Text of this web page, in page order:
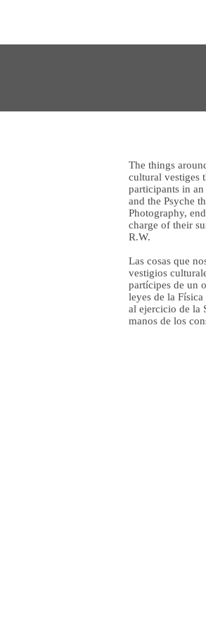
The things
cultural vestiges
participants in
and the Psyche
Photography,
charge of their
R.W.
Las cosas que
vestigios
partícipes de un
leyes de la
al ejercicio de la
manos de los